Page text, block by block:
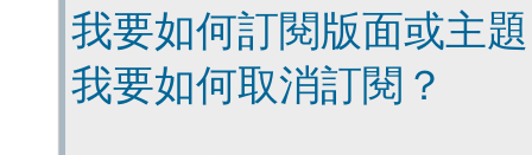
我要如何訂閱版面或主
我要如何取消訂閱？